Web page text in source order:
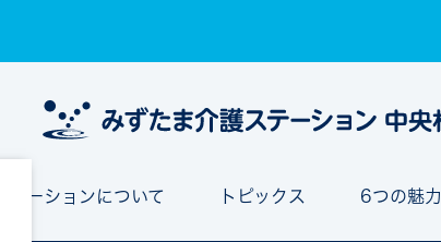
テーションについて トピックス 6つの魅力